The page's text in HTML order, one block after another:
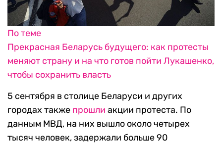
По теме
Прекрасная Беларусь будущего: как протесты
меняют страну и на что готов пойти Лукашенко,
чтобы сохранить власть
5 сентября в столице Беларуси и других
городах также прошли акции протеста. По
данным МВД, на них вышло около четырех
тысяч человек, задержали больше 90